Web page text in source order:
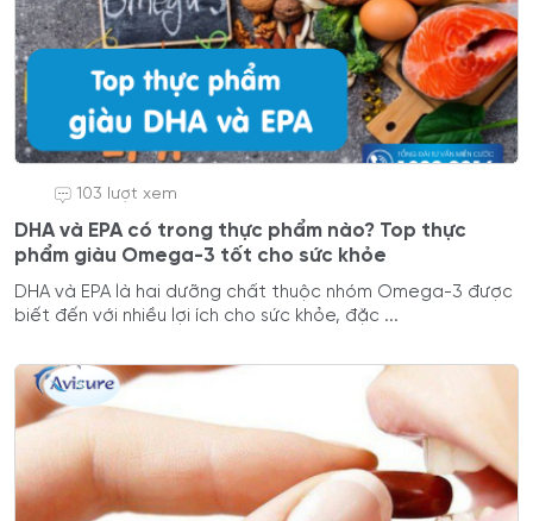
103 lượt xem
DHA và EPA có trong thực phẩm nào? Top thực
phẩm giàu Omega-3 tốt cho sức khỏe
DHA và EPA là hai dưỡng chất thuộc nhóm Omega-3 được
biết đến với nhiều lợi ích cho sức khỏe, đặc ...